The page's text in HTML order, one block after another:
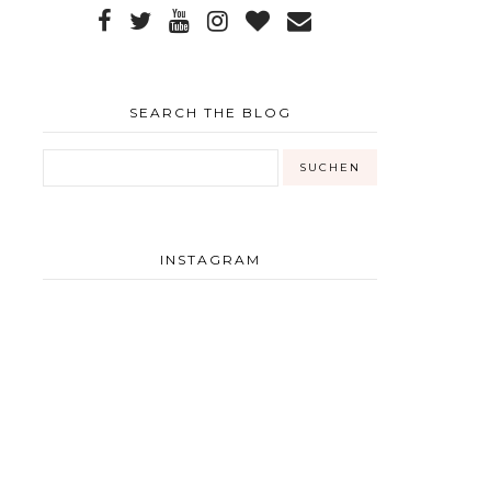
SEARCH THE BLOG
INSTAGRAM